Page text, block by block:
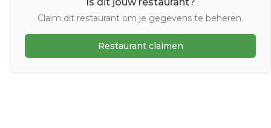
Claim dit restaurant om je gegevens te beheren.
Restaurant claimen